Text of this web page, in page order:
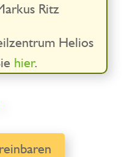
Ritz
Helios
hier.